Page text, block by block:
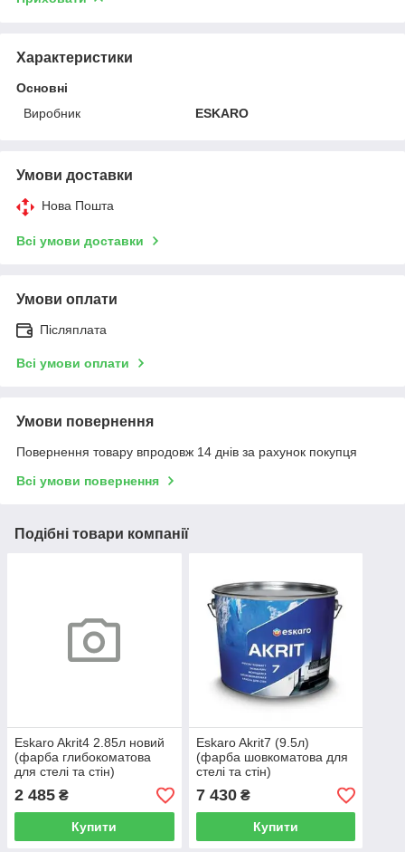
Характеристики
Основні
Виробник
ESKARO
Умови доставки
Нова Пошта
Всі умови доставки
Умови оплати
Післяплата
Всі умови оплати
Умови повернення
Повернення товару впродовж 14 днів за рахунок покупця
Всі умови повернення
Подібні товари компанії
Eskaro Akrit4 2.85л новий
(фарба глибокоматова
для стелі та стін)
2 485 ₴
Купити
Eskaro Akrit7 (9.5л)
(фарба шовкоматова для
стелі та стін)
7 430₴
Купити